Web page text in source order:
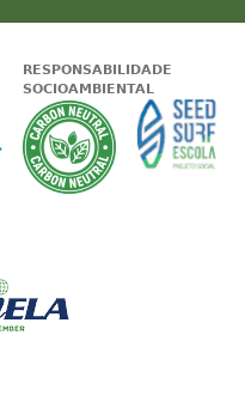
- Status do site no
Garantia de
RESPONSABILIDADE
SOCIOAMBIENTAL
A